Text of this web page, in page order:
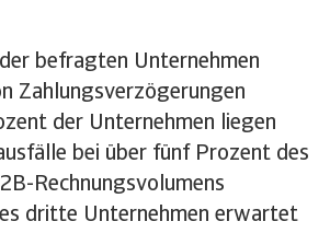
befragten Unternehmen
Zahlungsverzögerungen
der Unternehmen liegen
bei über fünf Prozent des
Rechnungsvolumens
dritte Unternehmen erwartet